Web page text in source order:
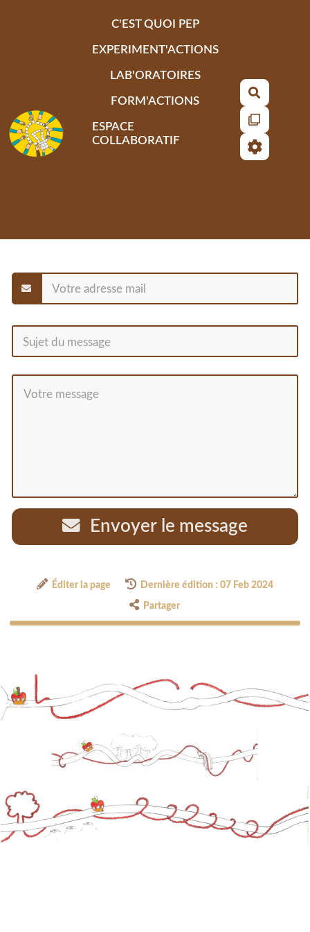
C'EST QUOI PEP
EXPERIMENT'ACTIONS
LAB'ORATOIRES
FORM'ACTIONS
ESPACE
COLLABORATIF
Envoyer le message
Éditer la page Dernière édition : 07 Feb 2024
Partager